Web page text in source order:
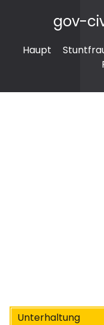
gov-
Haupt
Unterhaltung